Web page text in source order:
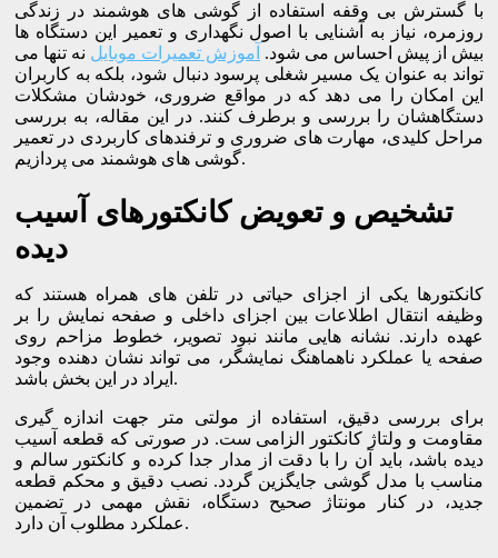
با گسترش بی وقفه استفاده از گوشی های هوشمند در زندگی
روزمره، نیاز به آشنایی با اصول نگهداری و تعمیر این دستگاه ها
بیش از پیش احساس می شود. آموزش تعمیرات موبایل نه تنها می
تواند به عنوان یک مسیر شغلی پرسود دنبال شود، بلکه به کاربران
این امکان را می دهد که در مواقع ضروری، خودشان مشکلات
دستگاهشان را بررسی و برطرف کنند. در این مقاله، به بررسی
مراحل کلیدی، مهارت های ضروری و ترفندهای کاربردی در تعمیر
گوشی های هوشمند می پردازیم.
تشخیص و تعویض کانکتورهای آسیب
دیده
کانکتورها یکی از اجزای حیاتی در تلفن های همراه هستند که
وظیفه انتقال اطلاعات بین اجزای داخلی و صفحه نمایش را بر
عهده دارند. نشانه هایی مانند نبود تصویر، خطوط مزاحم روی
صفحه یا عملکرد ناهماهنگ نمایشگر، می تواند نشان دهنده وجود
ایراد در این بخش باشد.
برای بررسی دقیق، استفاده از مولتی متر جهت اندازه گیری
مقاومت و ولتاژ کانکتور الزامی ست. در صورتی که قطعه آسیب
دیده باشد، باید آن را با دقت از مدار جدا کرده و کانکتور سالم و
مناسب با مدل گوشی جایگزین گردد. نصب دقیق و محکم قطعه
جدید، در کنار مونتاژ صحیح دستگاه، نقش مهمی در تضمین
عملکرد مطلوب آن دارد.